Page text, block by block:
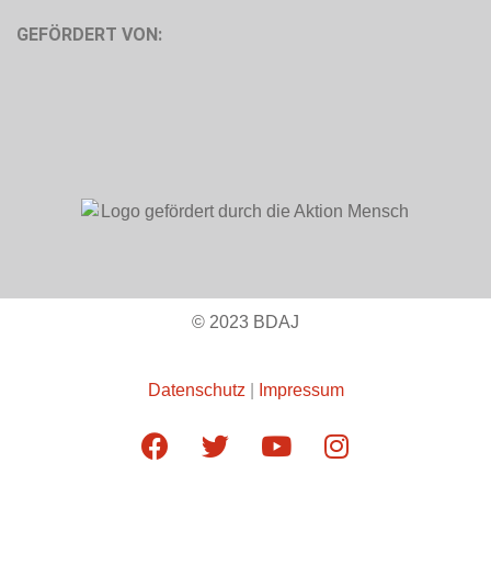
GEFÖRDERT VON:
© 2023 BDAJ
Datenschutz Impressum